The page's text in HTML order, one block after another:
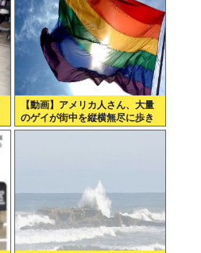
【動画】アメリカ人さん、大量
のゲイが街中を縦横無尽に歩き
回る